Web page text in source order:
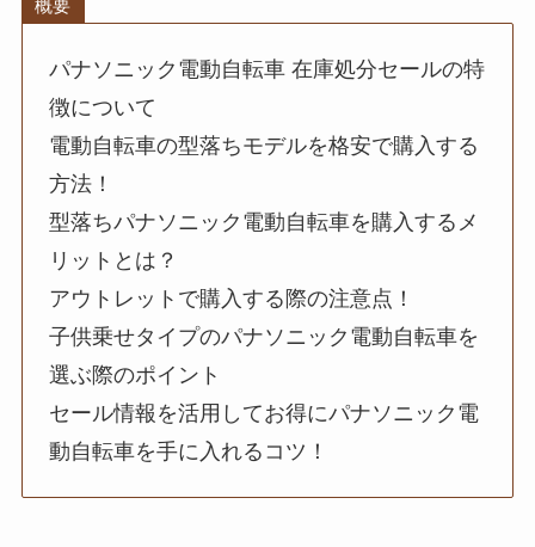
概要
パナソニック電動自転車 在庫処分セールの特
徴について
電動自転車の型落ちモデルを格安で購入する
方法！
型落ちパナソニック電動自転車を購入するメ
リットとは？
アウトレットで購入する際の注意点！
子供乗せタイプのパナソニック電動自転車を
選ぶ際のポイント
セール情報を活用してお得にパナソニック電
動自転車を手に入れるコツ！